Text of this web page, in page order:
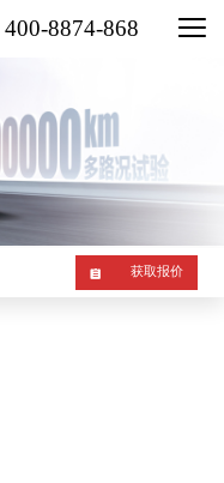
400-8874-868
获取报价